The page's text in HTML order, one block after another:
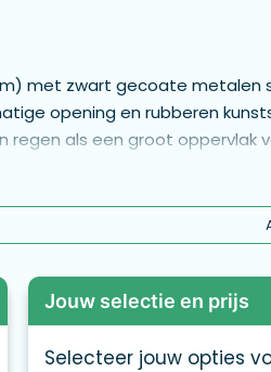
met zwart gecoate metalen
opening en rubberen
als een groot oppervlak
Jouw selectie en prijs
Selecteer jouw opties